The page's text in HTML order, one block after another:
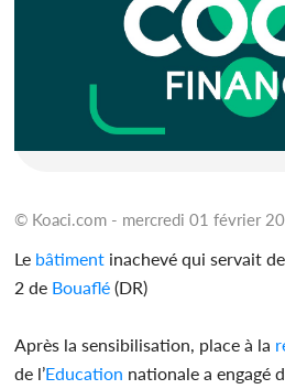
© Koaci.com - mercredi 01 février
Le bâtiment inachevé qui servait
2 de Bouaflé (DR)
Après la sensibilisation, place à la
de l’Education nationale a engagé